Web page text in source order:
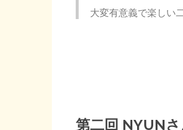
大変有意義で楽しい
第二回 NYUN